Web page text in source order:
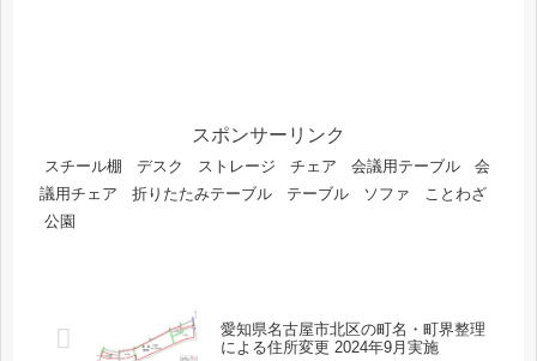
スポンサーリンク
スチール棚 デスク ストレージ チェア 会議用テーブル
会
議用チェア
折りたたみテーブル テーブル ソファ
ことわざ
公園
愛知県名古屋市北区の町名・町界整理
による住所変更 2024年9月実施